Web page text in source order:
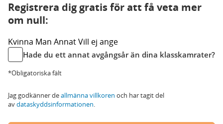
Registrera dig gratis för att få veta mer
om null:
Kvinna Man AnnatVill ej ange
Hade du ett annat avgångsår än dina klasskamrater?
*Obligatoriska fält
Jag godkänner deallmänna villkoren och har tagit del
avdataskyddsinformationen.